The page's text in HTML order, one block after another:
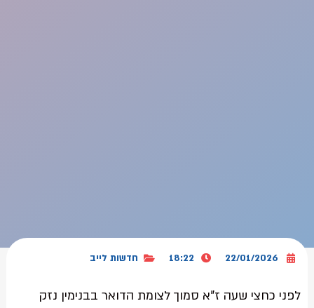
22/01/2026
18:22 חדשות לייב
לפני כחצי שעה ז"א סמוך לצומת הדואר בבנימין נזק